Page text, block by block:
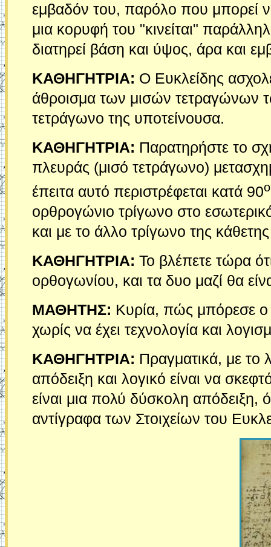
εμβαδόν του, παρόλο που μπορεί
μια κορυφή του "κινείται"
διατηρεί βάση και ύψος, άρα και
ΚΑΘΗΓΗΤΡΙΑ: Ο Ευκλείδης
άθροισμα των μισών τετραγώνων
τετράγωνο της υποτείνουσα.
ΚΑΘΗΓΗΤΡΙΑ: Παρατηρήστε το
πλευράς (μισό τετράγωνο)
έπειτα αυτό περιστρέφεται κατά 90ο
ορθρογώνιο τρίγωνο στο
και με το άλλο τρίγωνο της
ΚΑΘΗΓΗΤΡΙΑ: Το βλέπετε τώρα
ορθογωνίου, και τα δυο μαζί θα
ΜΑΘΗΤΗΣ: Κυρία, πώς μπόρεσε ο
χωρίς να έχει τεχνολογία και
ΚΑΘΗΓΗΤΡΙΑ: Πραγματικά, με το
απόδειξη και λογικό είναι να
είναι μια πολύ δύσκολη απόδειξη,
αντίγραφα των Στοιχείων του